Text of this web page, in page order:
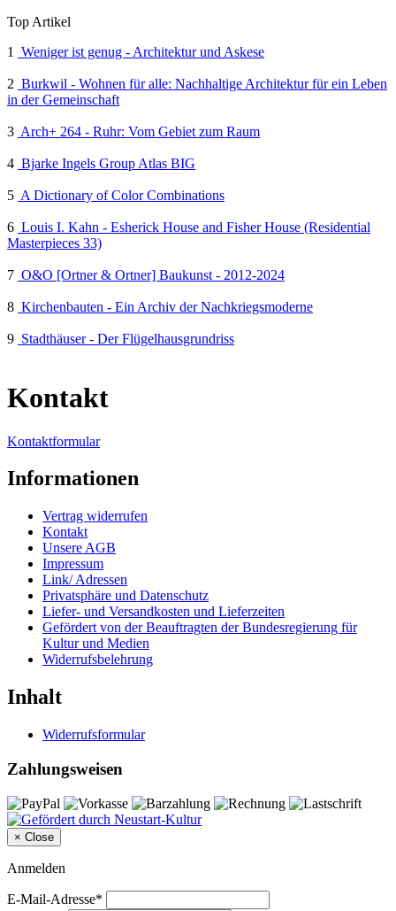
Top Artikel
1
Weniger ist genug - Architektur und Askese
2 Burkwil - Wohnen für alle: Nachhaltige Architektur für ein Leben
in der Gemeinschaft
3 Arch+ 264 - Ruhr: Vom Gebiet zum Raum
4 Bjarke Ingels Group Atlas BIG
5 A Dictionary of Color Combinations
6 Louis I. Kahn - Esherick House and Fisher House (Residential
Masterpieces 33)
7 O&O [Ortner & Ortner] Baukunst - 2012-2024
8 Kirchenbauten - Ein Archiv der Nachkriegsmoderne
9 Stadthäuser - Der Flügelhausgrundriss
Kontakt
Kontaktformular
Informationen
Vertrag widerrufen
Kontakt
Unsere AGB
Impressum
Link/ Adressen
Privatsphäre und Datenschutz
Liefer- und Versandkosten und Lieferzeiten
Gefördert von der Beauftragten der Bundesregierung für
Kultur und Medien
Widerrufsbelehrung
Inhalt
Widerrufsformular
Zahlungsweisen
× Close
Anmelden
E-Mail-Adresse*